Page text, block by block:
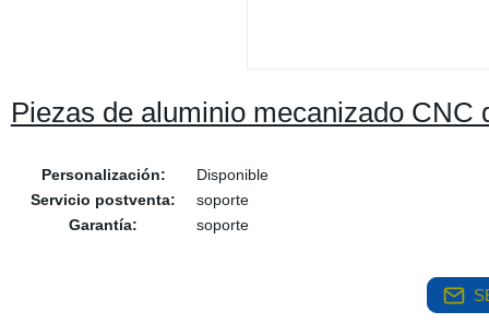
Piezas de aluminio mecanizado
Personalización:
Disponible
Servicio postventa:
soporte
Garantía:
soporte